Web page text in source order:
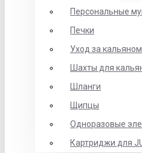
Персональные
Печки
Уход за кальяном
Шахты для
Шланги
Щипцы
Одноразовые
Картриджи для